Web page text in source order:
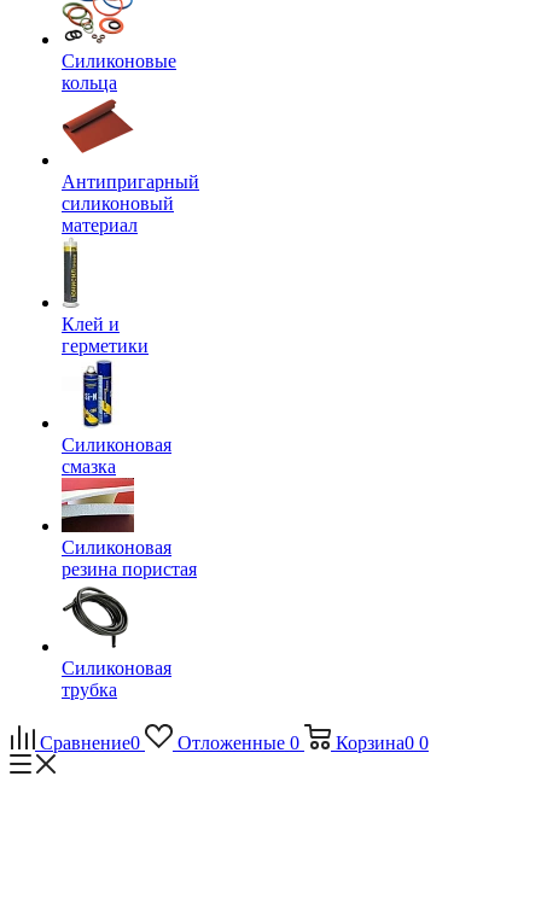
Силиконовые
кольца
Антипригарный
силиконовый
материал
Клей и
герметики
Силиконовая
смазка
Силиконовая
резина пористая
Силиконовая
трубка
Сравнение0 Отложенные 0 Корзина0 0